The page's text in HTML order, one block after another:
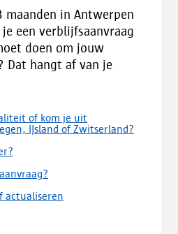
maanden in Antwerpen
een verblijfsaanvraag
doen om jouw
Dat hangt af van je
of kom je uit
IJsland of Zwitserland?
actualiseren